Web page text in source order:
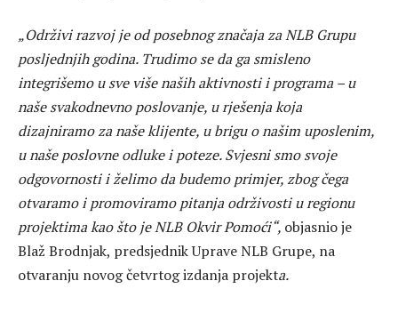
„Održivi razvoj je od posebnog značaja za NLB Grupu
posljednjih godina. Trudimo se da ga smisleno
integrišemo u sve više naših aktivnosti i programa – u
naše svakodnevno poslovanje, u rješenja koja
dizajniramo za naše klijente, u brigu o našim uposlenim,
u naše poslovne odluke i poteze. Svjesni smo svoje
odgovornosti i želimo da budemo primjer, zbog čega
otvaramo i promoviramo pitanja održivosti u regionu
projektima kao što je NLB Okvir Pomoći“, objasnio je
Blaž Brodnjak, predsjednik Uprave NLB Grupe, na
otvaranju novog četvrtog izdanja projekta.